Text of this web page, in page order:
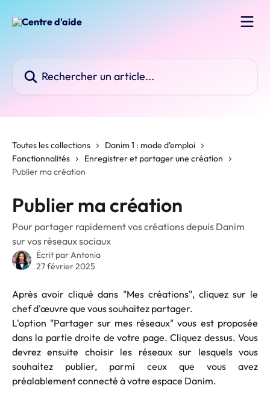
Toutes les collections
Danim 1 : mode d'emploi
Fonctionnalités
Enregistrer et partager une création
Publier ma création
Publier ma création
Pour partager rapidement vos créations depuis Danim
sur vos réseaux sociaux
Écrit parAntonia
27 février 2025
Après avoir cliqué dans "Mes créations", cliquez sur le
chef d'œuvre que vous souhaitez partager.
L'option "Partager sur mes réseaux" vous est proposée
dans la partie droite de votre page. Cliquez dessus. Vous
devrez ensuite choisir les réseaux sur lesquels vous
souhaitez publier, parmi ceux que vous avez
préalablement connecté à votre espace Danim.